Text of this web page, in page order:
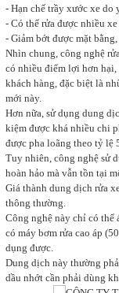
- Hạn chế trầy xước xe do
- Có thể rửa được nhiều
- Giảm bớt được mặt
Nhìn chung, công nghệ
có nhiều điểm lợi hơn hại,
khách hàng, đặc biệt là
mới này.
Hơn nữa, sử dụng dung
kiệm được khá nhiều chi
được pha loãng theo tỷ lệ
Tuy nhiên, công nghệ sử
hoàn hảo mà vẫn tồn tại
Giá thành dung dịch rửa
thông thường.
Công nghệ này chỉ có thể
có máy bơm rửa cao áp
dụng được.
Dung dịch này thường
dầu nhớt cần phải dùng